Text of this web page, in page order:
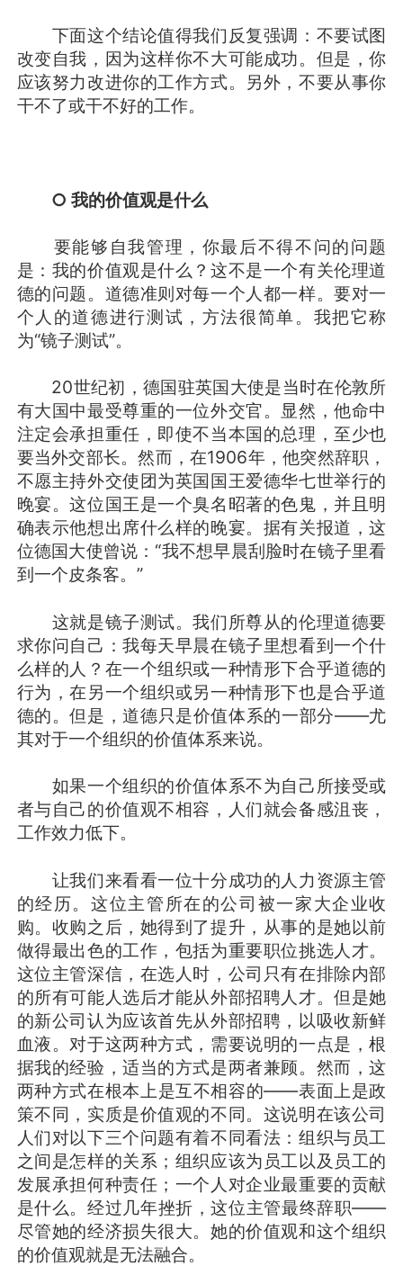
下面这个结论值得我们反复强调：不要试图
改变自我，因为这样你不大可能成功。但是，你
应该努力改进你的工作方式。另外，不要从事你
干不了或干不好的工作。
○ 我的价值观是什么
要能够自我管理，你最后不得不问的问题
是：我的价值观是什么？这不是一个有关伦理道
德的问题。道德准则对每一个人都一样。要对一
个人的道德进行测试，方法很简单。我把它称
为“镜子测试”。
20世纪初，德国驻英国大使是当时在伦敦所
有大国中最受尊重的一位外交官。显然，他命中
注定会承担重任，即使不当本国的总理，至少也
要当外交部长。然而，在1906年，他突然辞职，
不愿主持外交使团为英国国王爱德华七世举行的
晚宴。这位国王是一个臭名昭著的色鬼，并且明
确表示他想出席什么样的晚宴。据有关报道，这
位德国大使曾说：“我不想早晨刮脸时在镜子里看
到一个皮条客。”
这就是镜子测试。我们所尊从的伦理道德要
求你问自己：我每天早晨在镜子里想看到一个什
么样的人？在一个组织或一种情形下合乎道德的
行为，在另一个组织或另一种情形下也是合乎道
德的。但是，道德只是价值体系的一部分——尤
其对于一个组织的价值体系来说。
如果一个组织的价值体系不为自己所接受或
者与自己的价值观不相容，人们就会备感沮丧，
工作效力低下。
让我们来看看一位十分成功的人力资源主管
的经历。这位主管所在的公司被一家大企业收
购。收购之后，她得到了提升，从事的是她以前
做得最出色的工作，包括为重要职位挑选人才。
这位主管深信，在选人时，公司只有在排除内部
的所有可能人选后才能从外部招聘人才。但是她
的新公司认为应该首先从外部招聘，以吸收新鲜
血液。对于这两种方式，需要说明的一点是，根
据我的经验，适当的方式是两者兼顾。然而，这
两种方式在根本上是互不相容的——表面上是政
策不同，实质是价值观的不同。这说明在该公司
人们对以下三个问题有着不同看法：组织与员工
之间是怎样的关系；组织应该为员工以及员工的
发展承担何种责任；一个人对企业最重要的贡献
是什么。经过几年挫折，这位主管最终辞职——
尽管她的经济损失很大。她的价值观和这个组织
的价值观就是无法融合。